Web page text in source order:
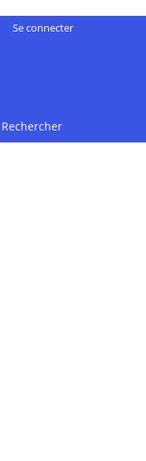
Rechercher
Se connecter